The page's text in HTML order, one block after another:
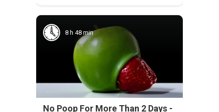
8 h 48 min
No Poop For More Than 2 Days -